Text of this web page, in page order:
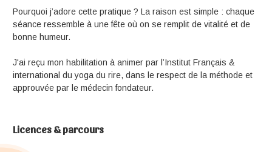
Pourquoi j’adore cette pratique ? La raison est simple : chaque
séance ressemble à une fête où on se remplit de vitalité et de
bonne humeur.
J'ai reçu mon habilitation à animer par l’Institut Français &
international du yoga du rire, dans le respect de la méthode et
approuvée par le médecin fondateur.
Licences & parcours